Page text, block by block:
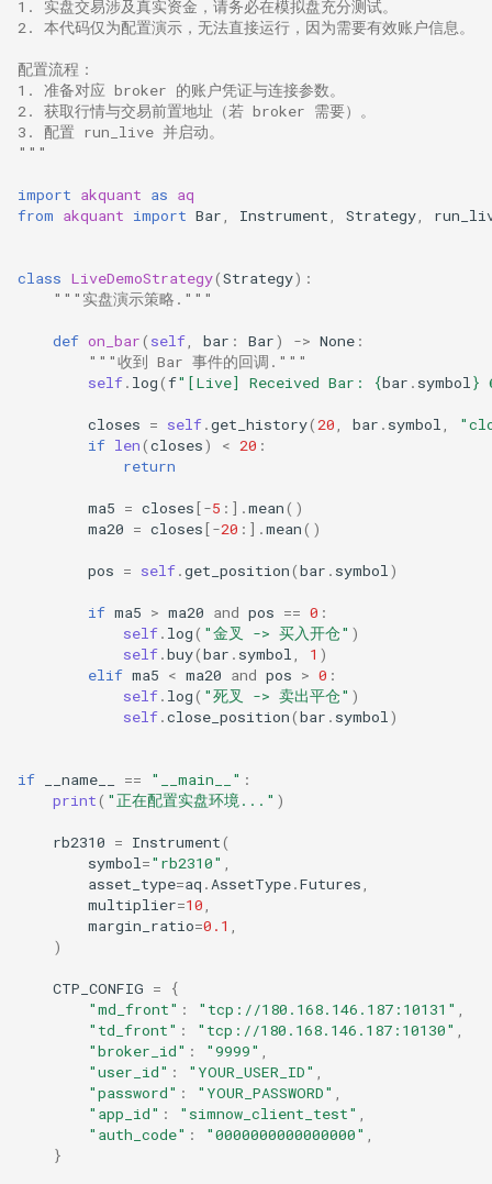
1. 实盘交易涉及真实资金，请务必在模拟盘充分测试。
2. 本代码仅为配置演示，无法直接运行，因为需要有效账户信息。
配置流程：
1. 准备对应 broker 的账户凭证与连接参数。
2. 获取行情与交易前置地址（若 broker 需要）。
3. 配置 run_live 并启动。
"""
import akquant as aq
from akquant import Bar Instrument Strategy
class LiveDemoStrategy(Strategy):
"""实盘演示策略."""
def on_bar( self bar : Bar) -> None :
"""收到 Bar 事件的回调."""
self. log(f"[Live] Received Bar: {bar . symbol }
closes = self.get_history( 20 bar . symbol
if len(closes) < 20 :
return
ma5 = closes[-5 :] .mean()
ma20 = closes[-20 :] .mean()
pos = self.get_position(bar . symbol )
if ma5 > ma20 and pos == 0 :
self. log( "金叉 -> 买入开仓" )
self.buy(bar . symbol 1 )
elif ma5 < ma20 and pos > 0 :
self. log( "死叉 -> 卖出平仓" )
self.close_position(bar . symbol )
if __name__ == "__main__" :
print( "正在配置实盘环境..." )
rb2310 = Instrument(
symbol ="rb2310"
asset_type=aq . AssetType.Futures
multiplier=10
margin_ratio=0.1
)
CTP_CONFIG =
{
"md_front" : "tcp://180.168.146.187:10131"
"td_front" : "tcp://180.168.146.187:10130"
"broker_id" : "9999"
"user_id" : "YOUR_USER_ID"
"password" : "YOUR_PASSWORD"
"app_id" : "simnow_client_test"
"auth_code" : "0000000000000000"
}